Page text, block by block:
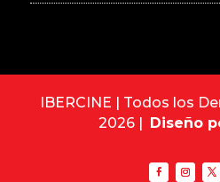
IBERCINE | Todos los
2026 | Diseño